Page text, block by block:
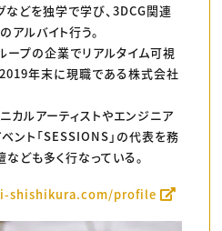
などを独学で学び、3DCG関連
ルバイト行う。
プの企業でリアルタイム可視
年末に現職である株式会社
カルアーティストやエンジニア
ント「SESSIONS」の代表を務
ども多く行なっている。
shishikura.com/profile